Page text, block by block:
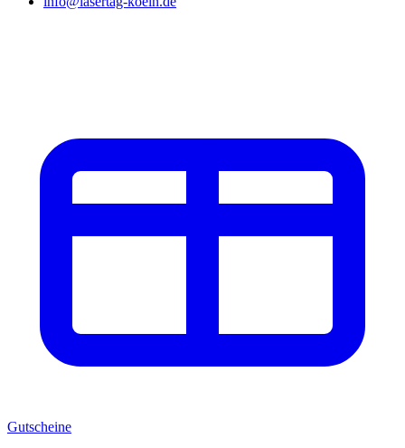
Gutscheine